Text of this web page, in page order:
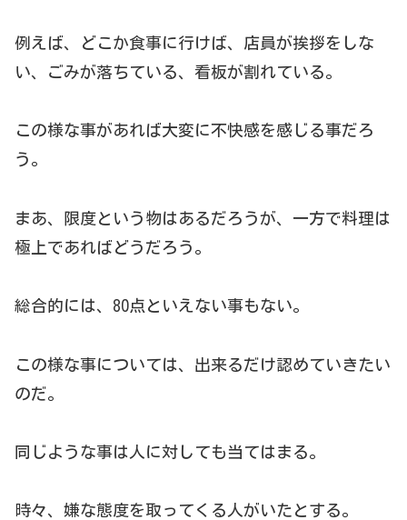
例えば、どこか食事に行けば、店員が挨拶をしな
い、ごみが落ちている、看板が割れている。
この様な事があれば大変に不快感を感じる事だろ
う。
まあ、限度という物はあるだろうが、一方で料理は
極上であればどうだろう。
総合的には、80点といえない事もない。
この様な事については、出来るだけ認めていきたい
のだ。
同じような事は人に対しても当てはまる。
時々、嫌な態度を取ってくる人がいたとする。